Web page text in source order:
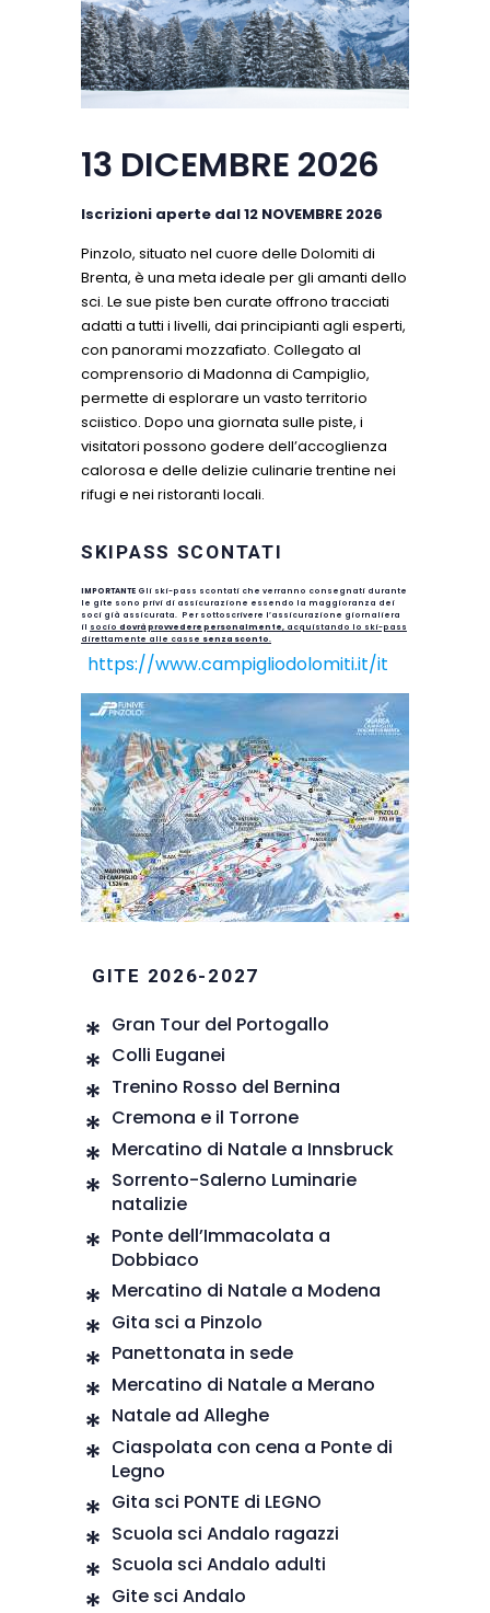
13 DICEMBRE 2026
Iscrizioni aperte dal 12 NOVEMBRE 2026
Pinzolo, situato nel cuore delle Dolomiti di
Brenta, è una meta ideale per gli amanti dello
sci. Le sue piste ben curate offrono tracciati
adatti a tutti i livelli, dai principianti agli esperti,
con panorami mozzafiato. Collegato al
comprensorio di Madonna di Campiglio,
permette di esplorare un vasto territorio
sciistico. Dopo una giornata sulle piste, i
visitatori possono godere dell’accoglienza
calorosa e delle delizie culinarie trentine nei
rifugi e nei ristoranti locali.
SKIPASS SCONTATI
IMPORTANTE Gli ski-pass scontati che verranno consegnati durante
le gite sono privi di assicurazione essendo la maggioranza dei
soci già assicurata. Per sottoscrivere l’assicurazione giornaliera
il socio dovrà provvedere personalmente, acquistando lo ski-pass
direttamente alle casse senza sconto.
https://www.campigliodolomiti.it/it
GITE 2026-2027
Gran Tour del Portogallo
Colli Euganei
Trenino Rosso del Bernina
Cremona e il Torrone
Mercatino di Natale a Innsbruck
Sorrento-Salerno Luminarie
natalizie
Ponte dell’Immacolata a
Dobbiaco
Mercatino di Natale a Modena
Gita sci a Pinzolo
Panettonata in sede
Mercatino di Natale a Merano
Natale ad Alleghe
Ciaspolata con cena a Ponte di
Legno
Gita sci PONTE di LEGNO
Scuola sci Andalo ragazzi
Scuola sci Andalo adulti
Gite sci Andalo